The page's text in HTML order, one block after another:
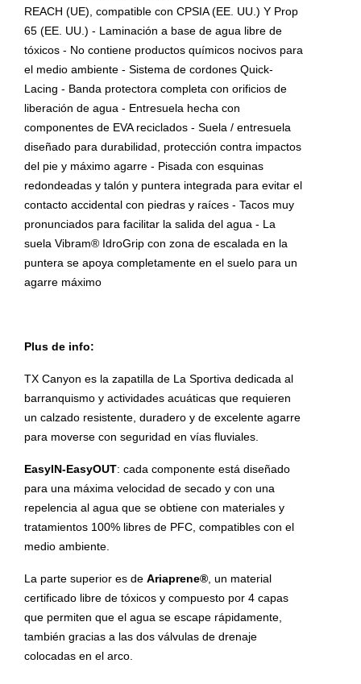
REACH (UE), compatible con CPSIA (EE. UU.) Y Prop
65 (EE. UU.) - Laminación a base de agua libre de
tóxicos - No contiene productos químicos nocivos para
el medio ambiente - Sistema de cordones Quick-
Lacing - Banda protectora completa con orificios de
liberación de agua - Entresuela hecha con
componentes de EVA reciclados - Suela / entresuela
diseñado para durabilidad, protección contra impactos
del pie y máximo agarre - Pisada con esquinas
redondeadas y talón y puntera integrada para evitar el
contacto accidental con piedras y raíces - Tacos muy
pronunciados para facilitar la salida del agua - La
suela Vibram® IdroGrip con zona de escalada en la
puntera se apoya completamente en el suelo para un
agarre máximo
Plus de info:
TX Canyon es la zapatilla de La Sportiva dedicada al
barranquismo y actividades acuáticas que requieren
un calzado resistente, duradero y de excelente agarre
para moverse con seguridad en vías fluviales.
EasyIN-EasyOUT: cada componente está diseñado
para una máxima velocidad de secado y con una
repelencia al agua que se obtiene con materiales y
tratamientos 100% libres de PFC, compatibles con el
medio ambiente.
La parte superior es de Ariaprene® , un material
certificado libre de tóxicos y compuesto por 4 capas
que permiten que el agua se escape rápidamente,
también gracias a las dos válvulas de drenaje
colocadas en el arco.